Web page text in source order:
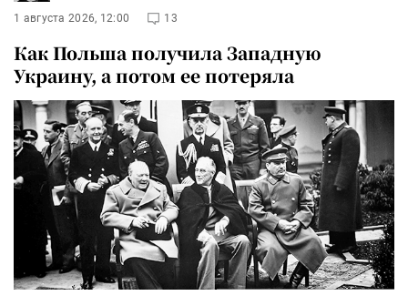
1 августа 2026, 12:00 13
Как Польша получила Западную
Украину, а потом ее потеряла